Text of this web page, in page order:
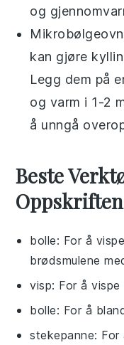
og
kan gjøre
Legg dem på
og varm i 1-2
å unngå
Beste
Oppskriften
bolle: For å
brødsmulene
visp: For å
bolle: For å
stekepanne: For